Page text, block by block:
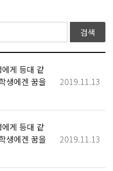
게 등대 같
생에겐 꿈을
2019.11.13
게 등대 같
생에겐 꿈을
2019.11.13